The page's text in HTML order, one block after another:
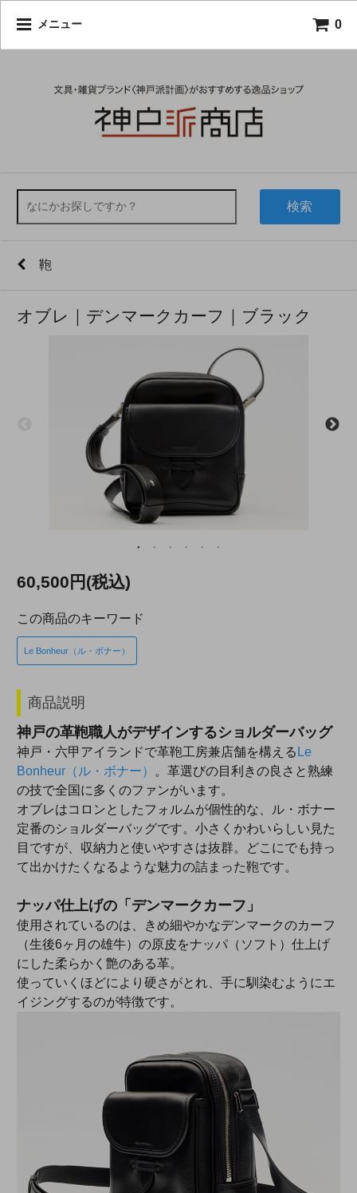
メニュー 0
検索
鞄
オブレ｜デンマークカーフ｜ブラック
60,500円(税込)
この商品のキーワード
Le Bonheur（ル・ボナー）
商品説明
神戸の革鞄職人がデザインするショルダーバッグ
神戸・六甲アイランドで革鞄工房兼店舗を構える Le
Bonheur（ル・ボナー）
。革選びの目利きの良さと熟練
の技で全国に多くのファンがいます。
オブレはコロンとしたフォルムが個性的な、ル・ボナー
定番のショルダーバッグです。小さくかわいらしい見た
目ですが、収納力と使いやすさは抜群。どこにでも持っ
て出かけたくなるような魅力の詰まった鞄です。
ナッパ仕上げの「デンマークカーフ」
使用されているのは、きめ細やかなデンマークのカーフ
（生後6ヶ月の雄牛）の原皮をナッパ（ソフト）仕上げ
にした柔らかく艶のある革。
使っていくほどにより硬さがとれ、手に馴染むようにエ
イジングするのが特徴です。